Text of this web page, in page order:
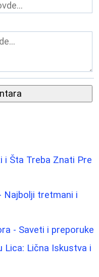
i Šta Treba Znati Pre
Najbolji tretmani i
- Saveti i preporuke
Lica: Lična Iskustva i